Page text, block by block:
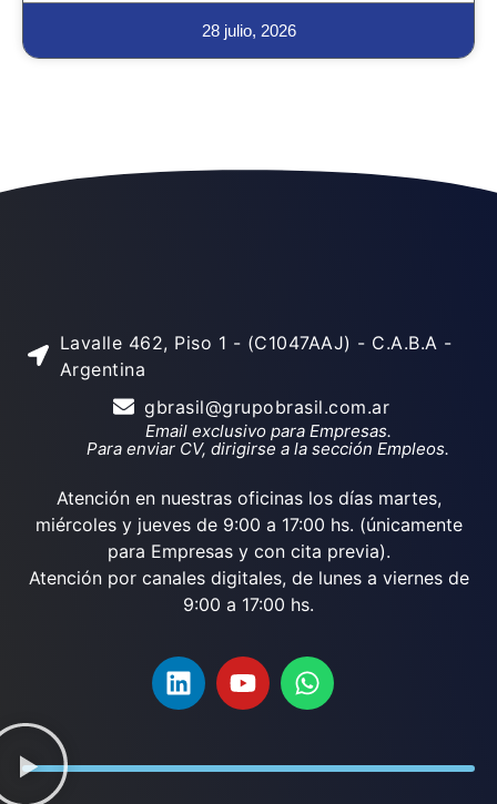
28 julio, 2026
Lavalle 462, Piso 1 - (C1047AAJ) - C.A.B.A -
Argentina
gbrasil@grupobrasil.com.ar
Email exclusivo para Empresas.
Para enviar CV, dirigirse a la sección Empleos.
Atención en nuestras oficinas los días martes,
miércoles y jueves de 9:00 a 17:00 hs. (únicamente
para Empresas y con cita previa).
Atención por canales digitales, de lunes a viernes de
9:00 a 17:00 hs.